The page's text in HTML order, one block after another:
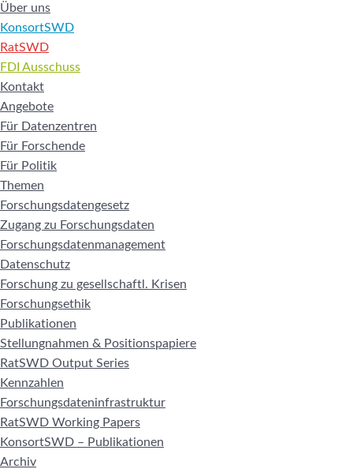
Über uns
KonsortSWD
RatSWD
FDI Ausschuss
Kontakt
Angebote
Für Datenzentren
Für Forschende
Für Politik
Themen
Forschungsdatengesetz
Zugang zu Forschungsdaten
Forschungsdatenmanagement
Datenschutz
Forschung zu gesellschaftl. Krisen
Forschungsethik
Publikationen
Stellungnahmen & Positionspapiere
RatSWD Output Series
Kennzahlen
Forschungsdateninfrastruktur
RatSWD Working Papers
KonsortSWD – Publikationen
Archiv